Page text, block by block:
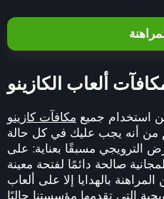
ألعاب الكازينو
استخدام جميع
من أنه يجب عليك في كل حالة
الترويجي مسبقًا بعناية: على
صالحة دائمًا لفتحة معينة
بالهدايا إلا على ألعاب